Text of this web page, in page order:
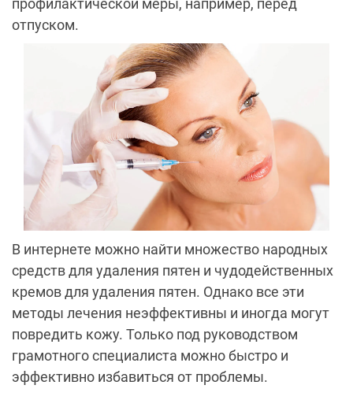
профилактической меры, например, перед
отпуском.
В интернете можно найти множество народных
средств для удаления пятен и чудодейственных
кремов для удаления пятен. Однако все эти
методы лечения неэффективны и иногда могут
повредить кожу. Только под руководством
грамотного специалиста можно быстро и
эффективно избавиться от проблемы.